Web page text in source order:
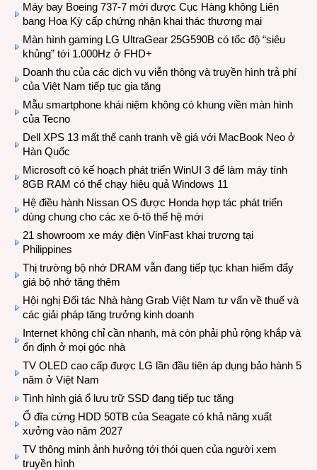
Máy bay Boeing 737-7 mới được Cục Hàng không Liên
bang Hoa Kỳ cấp chứng nhận khai thác thương mại
Màn hình gaming LG UltraGear 25G590B có tốc độ “siêu
khủng” tới 1.000Hz ở FHD+
Doanh thu của các dịch vụ viễn thông và truyền hình trả phí
của Việt Nam tiếp tục gia tăng
Mẫu smartphone khái niệm không có khung viền màn hình
của Tecno
Dell XPS 13 mất thế cạnh tranh về giá với MacBook Neo ở
Hàn Quốc
Microsoft có kế hoạch phát triển WinUI 3 để làm máy tính
8GB RAM có thể chạy hiệu quả Windows 11
Hệ điều hành Nissan OS được Honda hợp tác phát triển
dùng chung cho các xe ô-tô thế hệ mới
21 showroom xe máy điện VinFast khai trương tại
Philippines
Thị trường bộ nhớ DRAM vẫn đang tiếp tục khan hiếm đẩy
giá bộ nhớ tăng thêm
Hội nghị Đối tác Nhà hàng Grab Việt Nam tư vấn về thuế và
các giải pháp tăng trưởng kinh doanh
Internet không chỉ cần nhanh, mà còn phải phủ rộng khắp và
ổn định ở mọi góc nhà
TV OLED cao cấp được LG lần đầu tiên áp dụng bảo hành 5
năm ở Việt Nam
Tình hình giá ổ lưu trữ SSD đang tiếp tục tăng
Ổ đĩa cứng HDD 50TB của Seagate có khả năng xuất
xưởng vào năm 2027
TV thông minh ảnh hưởng tới thói quen của người xem
truyền hình